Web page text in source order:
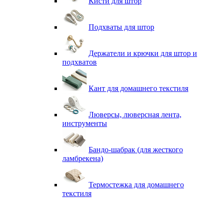
Подхваты для штор
Держатели и крючки для штор и
подхватов
Кант для домашнего текстиля
Люверсы, люверсная лента,
инструменты
Бандо-шабрак (для жесткого
ламбрекена)
Термостежка для домашнего
текстиля